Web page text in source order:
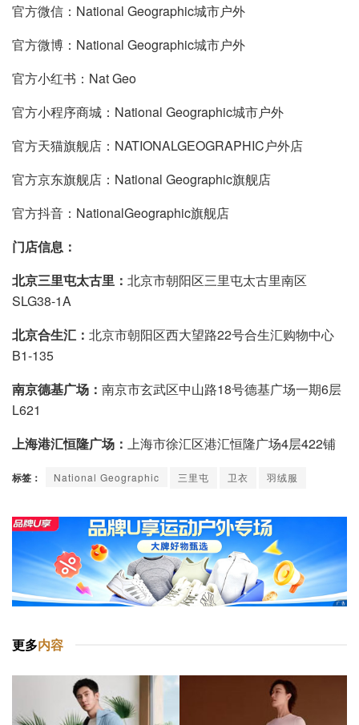
官⽅微信：National Geographic城市户外
官⽅微博：National Geographic城市户外
官⽅⼩红书：Nat Geo
官方⼩程序商城：National Geographic城市户外
官方天猫旗舰店：NATIONALGEOGRAPHIC户外店
官方京东旗舰店：National Geographic旗舰店
官⽅抖⾳：NationalGeographic旗舰店
⻔店信息 ：
北京三里屯太古里： 北京市朝阳区三里屯太古里南区
SLG38-1A
北京合生汇： 北京市朝阳区西大望路22号合生汇购物中心
B1-135
南京德基广场： 南京市玄武区中山路18号德基广场一期6层
L621
上海港汇恒隆广场： 上海市徐汇区港汇恒隆广场4层422铺
标签： National Geographic 三里屯 卫衣 羽绒服
更多内容